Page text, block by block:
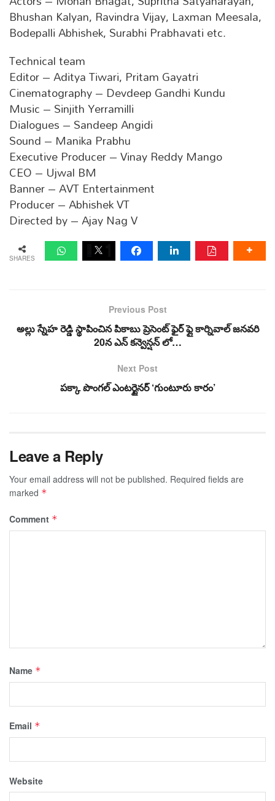
Bhushan Kalyan, Ravindra Vijay, Laxman Meesala,
Bodepalli Abhishek, Surabhi Prabhavati etc.
Technical team
Editor – Aditya Tiwari, Pritam Gayatri
Cinematography – Devdeep Gandhi Kundu
Music – Sinjith Yerramilli
Dialogues – Sandeep Angidi
Sound – Manika Prabhu
Executive Producer – Vinay Reddy Mango
CEO – Ujwal BM
Banner – AVT Entertainment
Producer – Abhishek VT
Directed by – Ajay Nag V
SHARES
Previous Post
అల్లు స్నేహ రెడ్డి స్థాపించిన పికాబు ప్రెసెంట్ ఫైర్ ఫ్లై కార్నివాల్ జనవరి
20న ఎన్ కన్వెన్షన్ లో…
Next Post
పక్కా పొంగల్ ఎంటర్టైనర్ ‘గుంటూరు కారం’
Leave a Reply
Your email address will not be published. Required fields are
marked *
Comment *
Name *
Email *
Website